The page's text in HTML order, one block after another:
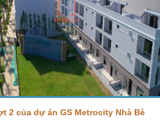
2 của dự án GS Metrocity Nhà Bè